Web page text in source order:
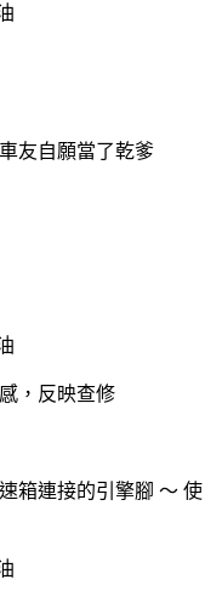
友自願當了乾爹
，反映查修
箱連接的引擎腳 ～ 使